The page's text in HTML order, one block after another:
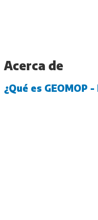
Acerca de
¿Qué es